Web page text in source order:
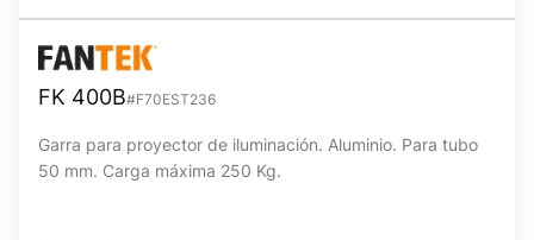
FK 400B#F70EST236
Garra para proyector de iluminación. Aluminio. Para tubo
50 mm. Carga máxima 250 Kg.